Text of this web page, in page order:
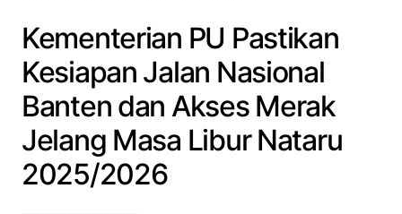
Kementerian PU Pastikan
Kesiapan Jalan Nasional
Banten dan Akses Merak
Jelang Masa Libur Nataru
2025/2026